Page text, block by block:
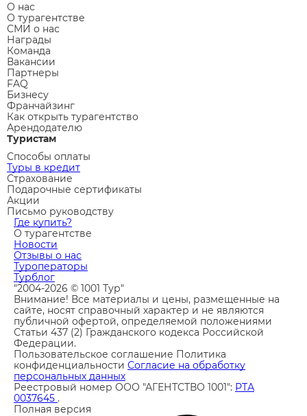
О нас
О турагентстве
СМИ о нас
Награды
Команда
Вакансии
Партнеры
FAQ
Бизнесу
Франчайзинг
Как открыть турагентство
Арендодателю
Туристам
Способы оплаты
Туры в кредит
Страхование
Подарочные сертификаты
Акции
Письмо руководству
Где купить?
О турагентстве
Новости
Отзывы о нас
Туроператоры
Турблог
"2004-2026 © 1001 Тур"
Внимание! Все материалы и цены, размещенные на
сайте, носят справочный характер и не являются
публичной офертой, определяемой положениями
Статьи 437 (2) Гражданского кодекса Российской
Федерации.
Пользовательское соглашение Политика
конфиденциальности Согласие на обработку
персональных данных
Реестровый номер ООО "АГЕНТСТВО 1001": РТА
0037645 .
Полная версия